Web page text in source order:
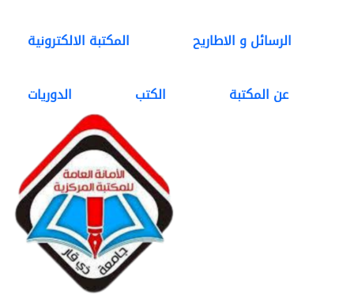
المكتبة الالكترونية الرسائل و الاطاريح
الدوريات الكتب عن المكتبة